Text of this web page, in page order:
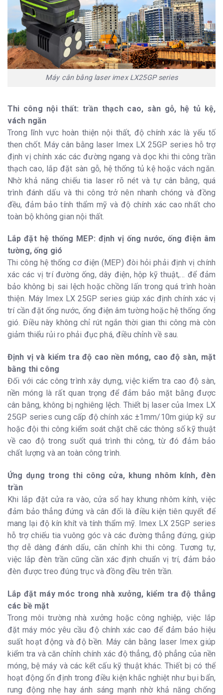
Máy cân bằng laser imex LX25GP series
Thi công nội thất: trần thạch cao, sàn gỗ, hệ tủ kệ,
vách ngăn
Trong lĩnh vực hoàn thiện nội thất, độ chính xác là yếu tố
then chốt. Máy cân bằng laser Imex LX 25GP series hỗ trợ
định vị chính xác các đường ngang và dọc khi thi công trần
thạch cao, lắp đặt sàn gỗ, hệ thống tủ kệ hoặc vách ngăn.
Nhờ khả năng chiếu tia laser rõ nét và tự cân bằng, quá
trình đánh dấu và thi công trở nên nhanh chóng và đồng
đều, đảm bảo tính thẩm mỹ và độ chính xác cao nhất cho
toàn bộ không gian nội thất.
Lắp đặt hệ thống MEP: định vị ống nước, ống điện âm
tường, ống gió
Thi công hệ thống cơ điện (MEP) đòi hỏi phải định vị chính
xác các vị trí đường ống, dây điện, hộp kỹ thuật,… để đảm
bảo không bị sai lệch hoặc chồng lấn trong quá trình hoàn
thiện. Máy Imex LX 25GP series giúp xác định chính xác vị
trí cần đặt ống nước, ống điện âm tường hoặc hệ thống ống
gió. Điều này không chỉ rút ngắn thời gian thi công mà còn
giảm thiểu rủi ro phải đục phá, điều chỉnh về sau.
Định vị và kiểm tra độ cao nền móng, cao độ sàn, mặt
bằng thi công
Đối với các công trình xây dựng, việc kiểm tra cao độ sàn,
nền móng là rất quan trọng để đảm bảo mặt bằng được
cân bằng, không bị nghiêng lệch. Thiết bị laser của Imex LX
25GP series cung cấp độ chính xác ±1mm/10m giúp kỹ sư
hoặc đội thi công kiểm soát chặt chẽ các thông số kỹ thuật
về cao độ trong suốt quá trình thi công, từ đó đảm bảo
chất lượng và an toàn công trình.
Ứng dụng trong thi công cửa, khung nhôm kính, đèn
trần
Khi lắp đặt cửa ra vào, cửa sổ hay khung nhôm kính, việc
đảm bảo thẳng đứng và cân đối là điều kiện tiên quyết để
mang lại độ kín khít và tính thẩm mỹ. Imex LX 25GP series
hỗ trợ chiếu tia vuông góc và các đường thẳng đứng, giúp
thợ dễ dàng đánh dấu, căn chỉnh khi thi công. Tương tự,
việc lắp đèn trần cũng cần xác định chuẩn vị trí, đảm bảo
đèn được treo đúng trục và đồng đều trên trần.
Lắp đặt máy móc trong nhà xưởng, kiểm tra độ thẳng
các bề mặt
Trong môi trường nhà xưởng hoặc công nghiệp, việc lắp
đặt máy móc yêu cầu độ chính xác cao để đảm bảo hiệu
suất hoạt động và độ bền. Máy cân bằng laser Imex giúp
kiểm tra và căn chỉnh chính xác độ thẳng, độ phẳng của nền
móng, bệ máy và các kết cấu kỹ thuật khác. Thiết bị có thể
hoạt động ổn định trong điều kiện khắc nghiệt như bụi bẩn,
rung động nhẹ hay ánh sáng mạnh nhờ khả năng chống